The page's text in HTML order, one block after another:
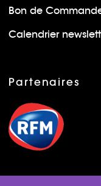
Bon de
Calendrier
Partenaires